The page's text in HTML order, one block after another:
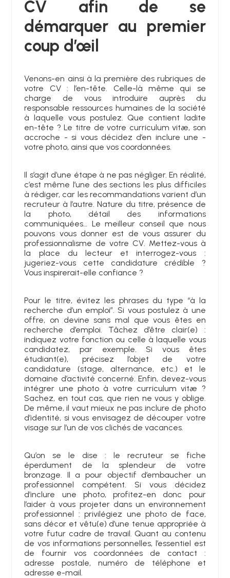
CV afin de se
démarquer au premier
coup d’œil
Venons-en ainsi à la première des rubriques de
votre CV : l’en-tête. Celle-là même qui se
charge de vous introduire auprès du
responsable ressources humaines de la société
à laquelle vous postulez. Que contient ladite
en-tête ? Le titre de votre curriculum vitæ, son
accroche - si vous décidez d’en inclure une -
votre photo, ainsi que vos coordonnées.
Il s’agit d’une étape à ne pas négliger. En réalité,
c’est même l’une des sections les plus difficiles
à rédiger, car les recommandations varient d’un
recruteur à l’autre. Nature du titre, présence de
la photo, détail des informations
communiquées… Le meilleur conseil que nous
pouvons vous donner est de vous assurer du
professionnalisme de votre CV. Mettez-vous à
la place du lecteur et interrogez-vous :
jugeriez-vous cette candidature crédible ?
Vous inspirerait-elle confiance ?
Pour le titre, évitez les phrases du type “à la
recherche d’un emploi”. Si vous postulez à une
offre, on devine sans mal que vous êtes en
recherche d’emploi. Tâchez d’être clair(e) :
indiquez votre fonction ou celle à laquelle vous
candidatez, par exemple. Si vous êtes
étudiant(e), précisez l’objet de votre
candidature (stage, alternance, etc.) et le
domaine d’activité concerné. Enfin, devez-vous
intégrer une photo à votre curriculum vitæ ?
Sachez, en tout cas, que rien ne vous y oblige.
De même, il vaut mieux ne pas inclure de photo
d’identité, si vous envisagez de découper votre
visage sur l’un de vos clichés de vacances.
Qu’on se le dise : le recruteur se fiche
éperdument de la splendeur de votre
bronzage. Il a pour objectif d’embaucher un
professionnel compétent. Si vous décidez
d’inclure une photo, profitez-en donc pour
l’aider à vous projeter dans un environnement
professionnel : privilégiez une photo de face,
sans décor et vêtu(e) d’une tenue appropriée à
votre futur cadre de travail. Quant au contenu
de vos informations personnelles, l’essentiel est
de fournir vos coordonnées de contact :
adresse postale, numéro de téléphone et
adresse e-mail.